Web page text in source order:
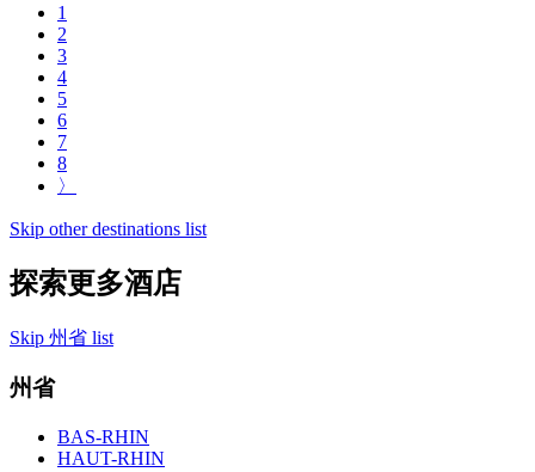
1
2
3
4
5
6
7
8
〉
Skip other destinations list
探索更多酒店
Skip 州省 list
州省
BAS-RHIN
HAUT-RHIN